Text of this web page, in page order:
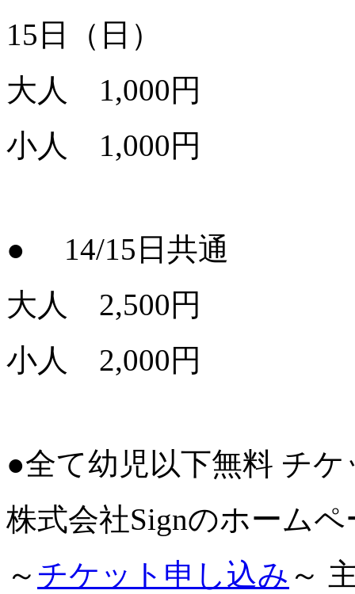
15日（日）
大人 1,000円
小人 1,000円
● 14/15日共通
大人 2,500円
小人 2,000円
●全て幼児以下無料 チ
株式会社Signのホーム
～ チケット申し込み ～